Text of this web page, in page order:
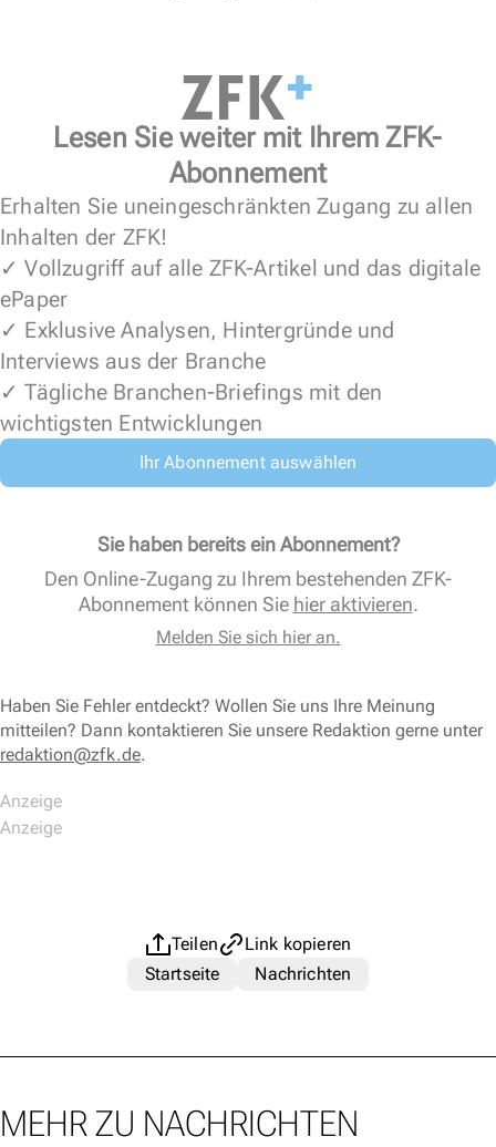
Lesen Sie weiter mit Ihrem ZFK-
Abonnement
Erhalten Sie uneingeschränkten Zugang zu allen
Inhalten der ZFK!
✓ Vollzugriff auf alle ZFK-Artikel und das digitale
ePaper
✓ Exklusive Analysen, Hintergründe und
Interviews aus der Branche
✓ Tägliche Branchen-Briefings mit den
wichtigsten Entwicklungen
Ihr Abonnement auswählen
Sie haben bereits ein Abonnement?
Den Online-Zugang zu Ihrem bestehenden ZFK-
Abonnement können Sie hier aktivieren.
Melden Sie sich hier an.
Haben Sie Fehler entdeckt? Wollen Sie uns Ihre Meinung
mitteilen? Dann kontaktieren Sie unsere Redaktion gerne unter
redaktion@zfk.de.
Teilen
Link kopieren
Startseite
Nachrichten
MEHR ZU NACHRICHTEN